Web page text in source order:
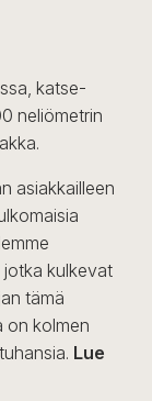
katse-
neliömetrin
asiakkailleen
jotka kulkevat
tämä
on kolmen
Lue